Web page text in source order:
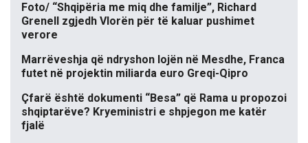
Foto/ “Shqipëria me miq dhe familje”, Richard
Grenell zgjedh Vlorën për të kaluar pushimet
verore
Marrëveshja që ndryshon lojën në Mesdhe, Franca
futet në projektin miliarda euro Greqi-Qipro
Çfarë është dokumenti “Besa” që Rama u propozoi
shqiptarëve? Kryeministri e shpjegon me katër
fjalë